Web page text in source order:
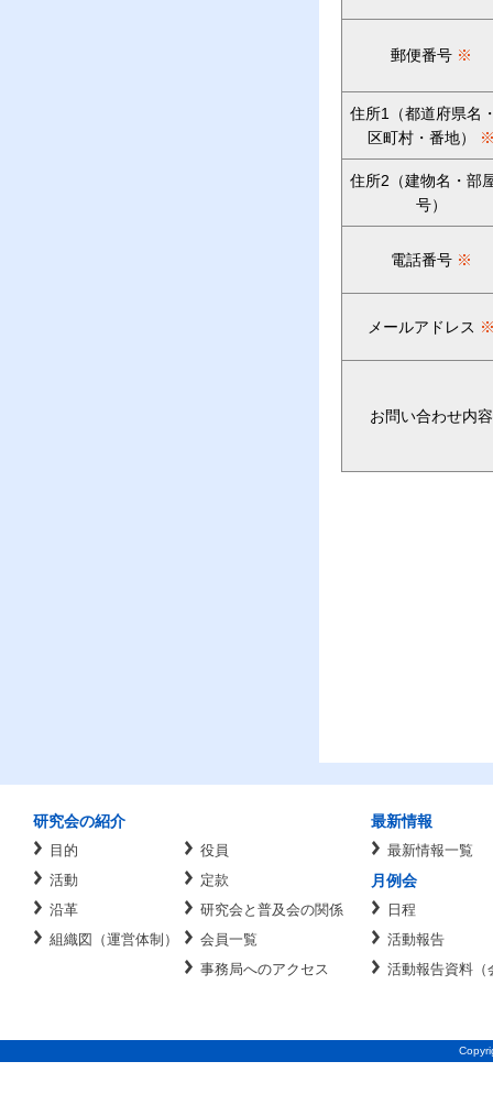
郵便番号 ※
住所1（都道府県名
区町村・番地）
住所2（建物名・部
号）
電話番号 ※
メールアドレス
お問い合わせ内容
研究会の紹介
目的
活動
沿革
組織図（運営体制）
役員
定款
研究会と普及会の関係
会員一覧
事務局へのアクセス
最新情報
最新情報一覧
月例会
日程
活動報告
活動報告資料（